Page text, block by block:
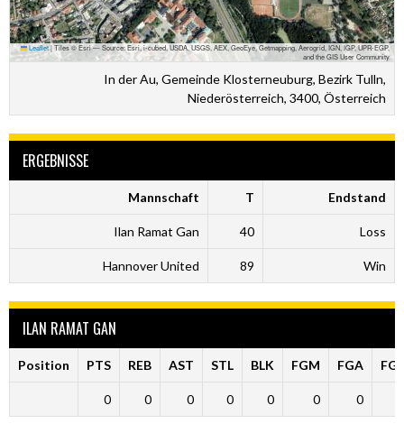
Leaflet|Tiles © Esri — Source: Esri, i-cubed, USDA, USGS, AEX, GeoEye, Getmapping, Aerogrid, IGN, IGP, UPR-EGP,
and the GIS User Community
In der Au, Gemeinde Klosterneuburg, Bezirk Tulln,
Niederösterreich, 3400, Österreich
ERGEBNISSE
Mannschaft T Endstand
Ilan Ramat Gan 40 Loss
Hannover United 89 Win
ILAN RAMAT GAN
Position PTS REB AST STL BLK FGM FGA
0 0 0 0 0 0 0